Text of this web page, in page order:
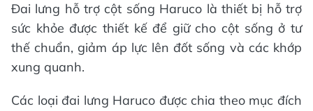
Đai lưng hỗ trợ cột sống Haruco là thiết bị hỗ trợ
sức khỏe được thiết kế để giữ cho cột sống ở tư
thế chuẩn, giảm áp lực lên đốt sống và các khớp
xung quanh.
Các loại đai lưng Haruco được chia theo mục đích